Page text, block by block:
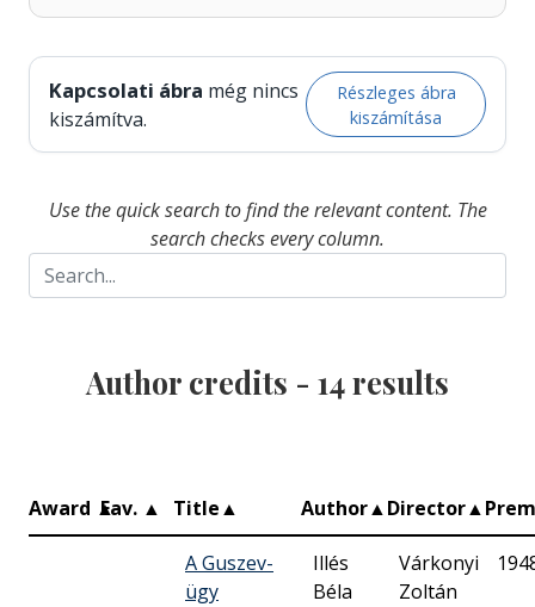
Kapcsolati ábra még nincs
kiszámítva.
Részleges ábra
kiszámítása
Use the quick search to find the relevant content. The
search checks every column.
Author credits - 14results
Award ▲
Fav. ▲ Title▲ Author▲Director▲
A Guszev-
ügy
Illés
Béla
Várkonyi
Zoltán